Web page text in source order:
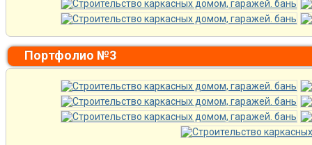
Портфолио №3